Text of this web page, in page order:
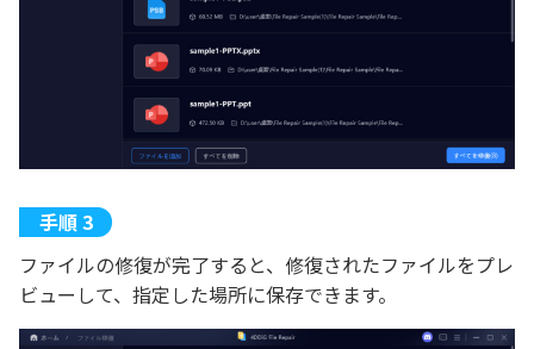
ファイルの修復が完了すると、修復されたファイルをプレ
ビューして、指定した場所に保存できます。